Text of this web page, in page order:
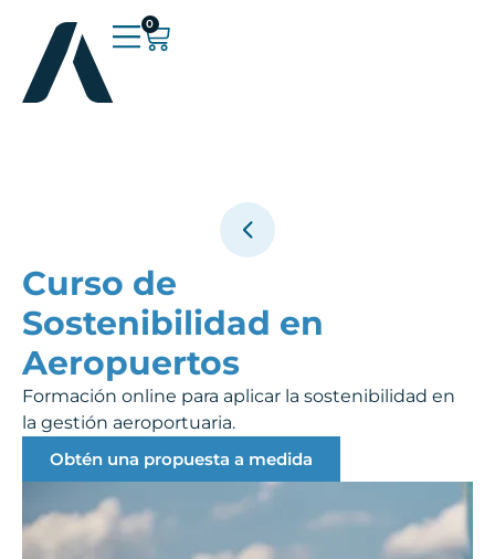
0
Curso de
Sostenibilidad en
Aeropuertos
Formación online para aplicar la sostenibilidad en
la gestión aeroportuaria.
Obtén una propuesta a medida